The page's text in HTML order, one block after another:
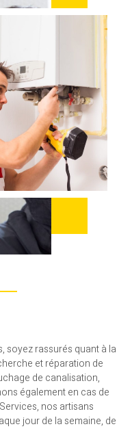
soyez rassurés quant à la
et réparation de
de canalisation,
également en cas de
nos artisans
jour de la semaine, de